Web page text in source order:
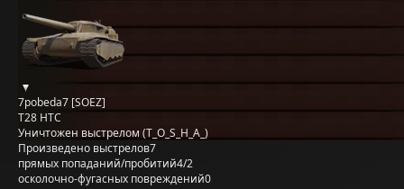
7pobeda7 [SOEZ]
T28 HTC
Уничтожен выстрелом (T_O_S_H_A_)
Произведено выстрелов7
прямых попаданий/пробитий4/2
осколочно-фугасных повреждений0